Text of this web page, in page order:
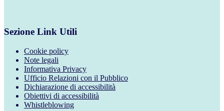
Sezione Link Utili
Cookie policy
Note legali
Informativa Privacy
Ufficio Relazioni con il Pubblico
Dichiarazione di accessibilità
Obiettivi di accessibilità
Whistleblowing